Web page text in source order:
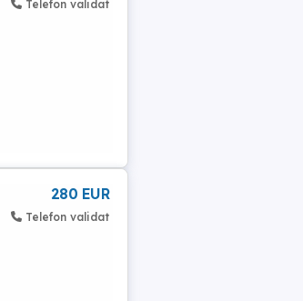
Telefon validat
280 EUR
Telefon validat